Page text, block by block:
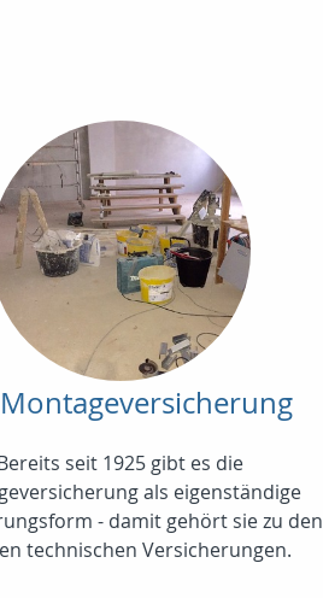
seit 1925 gibt es die
als eigenständige
- damit gehört sie zu den
technischen Versicherungen.